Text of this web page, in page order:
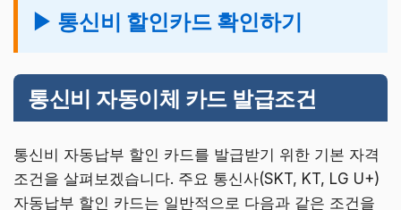
▶ 통신비 할인카드 확인하기
통신비 자동이체 카드 발급조건
통신비 자동납부 할인 카드를 발급받기 위한 기본 자격
조건을 살펴보겠습니다. 주요 통신사(SKT, KT, LG U+)
자동납부 할인 카드는 일반적으로 다음과 같은 조건을